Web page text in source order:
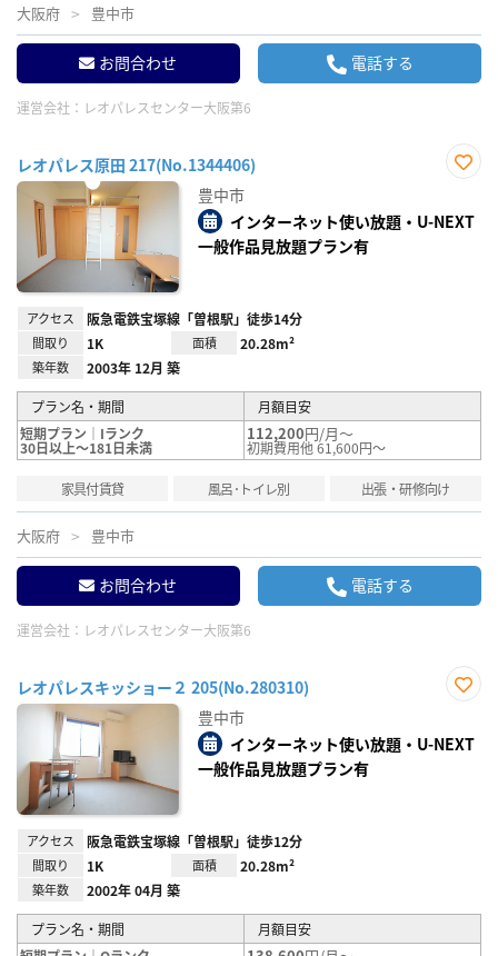
大阪府 豊中市
お問合わせ 電話する
運営会社： レオパレスセンター大阪第6
レオパレス原田 217(No.1344406)
り登
録
豊中市
インターネット使い放題・U-NEXT
一般作品見放題プラン有
アクセス 阪急電鉄宝塚線「曽根駅」徒歩14分
間取り 1K 面積 20.28m²
築年数 2003年 12月 築
プラン名・期間
月額目安
短期プラン｜Iランク
30日以上～181日未満
112,200円/月～
初期費用他 61,600円～
家具付賃貸 風呂･トイレ別 出張・研修向け
大阪府 豊中市
お問合わせ 電話する
運営会社： レオパレスセンター大阪第6
レオパレスキッショー２ 205(No.280310)
り登
録
豊中市
インターネット使い放題・U-NEXT
一般作品見放題プラン有
アクセス 阪急電鉄宝塚線「曽根駅」徒歩12分
間取り 1K 面積 20.28m²
築年数 2002年 04月 築
プラン名・期間
月額目安